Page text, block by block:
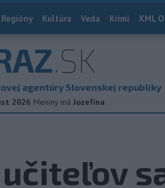
Regióny Kultúra Veda Krimi XML
.SK
agentúry Slovenskej republiky
2026 Meniny má Jozefína